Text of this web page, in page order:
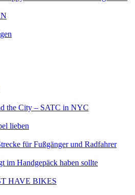
the City – SATC in NYC
lieben
für Fußgänger und Radfahrer
im Handgepäck haben sollte
HAVE BIKES